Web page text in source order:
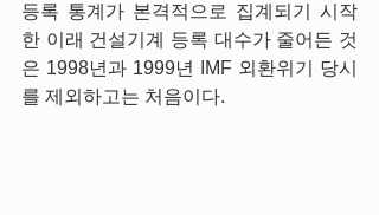
등록 통계가 본격적으로 집계되기 시작
한 이래 건설기계 등록 대수가 줄어든 것
은 1998년과 1999년 IMF 외환위기 당시
를 제외하고는 처음이다.